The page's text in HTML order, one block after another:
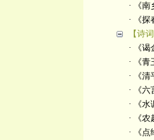
· 《南
· 《探
【诗
· 《谒
· 《青
· 《清
· 《六
· 《水
· 《
· 《点